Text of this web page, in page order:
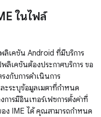
ในไฟล์
เคชัน Android ที่มีบริการ
เคชันต้องประกาศบริการ ขอ
งกับการดำเนินการ
ะระบุข้อมูลเมตาที่กำหนด
ารมีอินเทอร์เฟซการตั้งค่าที่
ง IME ได้ คุณสามารถกำหนด